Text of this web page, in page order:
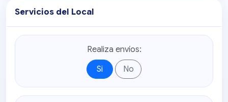
Servicios del Local
Realiza envíos:
Si
No